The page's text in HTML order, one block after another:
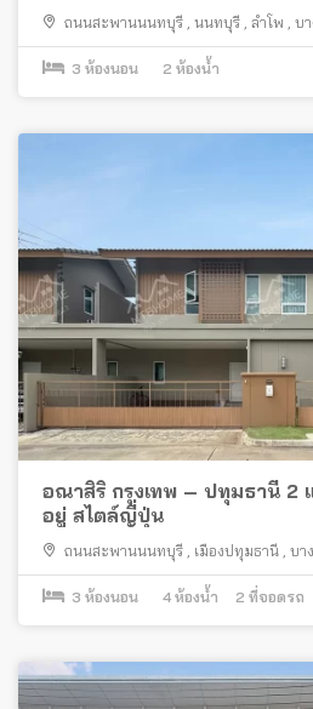
ถนนสะพานนนทบุรี นนทบุรี ลำโพ บ
3 ห้องนอน 2 ห้องน้ำ
อณาสิริ กรุงเทพ – ปทุมธานี 2
อยู่ สไตล์ญี่ปุ่น
ถนนสะพานนนทบุรี เมืองปทุมธานี บา
3 ห้องนอน 4 ห้องน้ำ 2 ที่จอดรถ